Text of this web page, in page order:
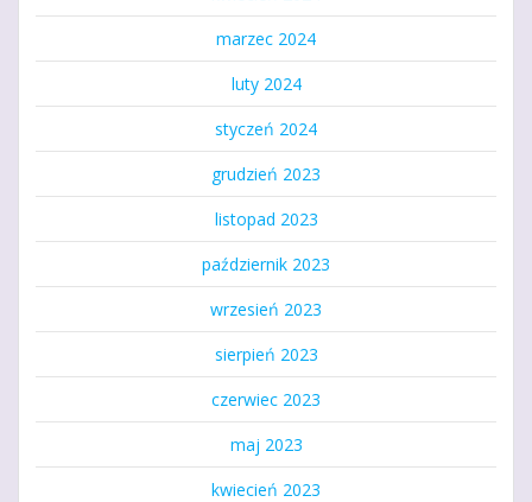
marzec 2024
luty 2024
styczeń 2024
grudzień 2023
listopad 2023
październik 2023
wrzesień 2023
sierpień 2023
czerwiec 2023
maj 2023
kwiecień 2023